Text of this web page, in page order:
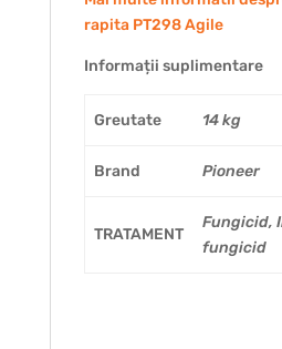
rapita PT298 Agile
Informații suplimentare
Greutate 14 kg
Brand Pioneer
TRATAMENT
Fungicid,
fungicid